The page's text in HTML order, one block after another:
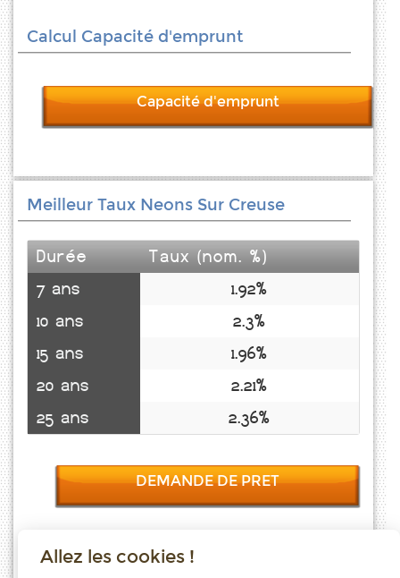
Calcul Capacité d'emprunt
Capacité d'emprunt
Meilleur Taux Neons Sur Creuse
Durée
Taux (nom. %)
7 ans
1.92%
10 ans
2.3%
15 ans
1.96%
20 ans
2.21%
25 ans
2.36%
DEMANDE DE PRET
Taux emprunt actualisés (Neons Sur Creuse) toutes les semaines.
Allez les cookies !